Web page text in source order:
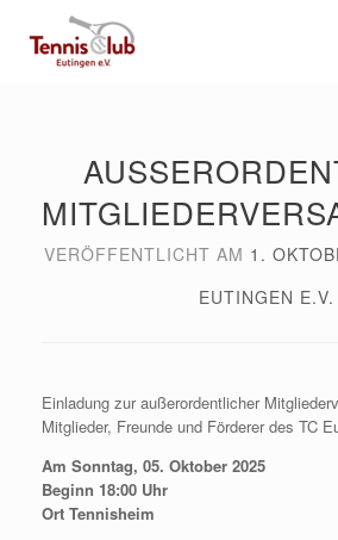
Inhalt
springen
VERÖFFENTLICHT AM 1.
EUTINGEN E.V.
Einladung zur außerordentlicher
Mitglieder, Freunde und Förderer des TC
Am Sonntag, 05. Oktober 2025
Beginn 18:00 Uhr
Ort Tennisheim